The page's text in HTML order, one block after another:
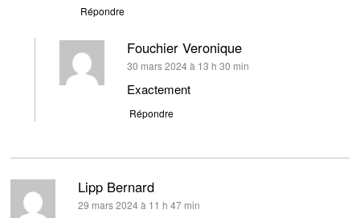
Répondre
Fouchier Veronique
dit :
30 mars 2024 à 13 h 30 min
Exactement
Répondre
Lipp Bernard
dit :
29 mars 2024 à 11 h 47 min